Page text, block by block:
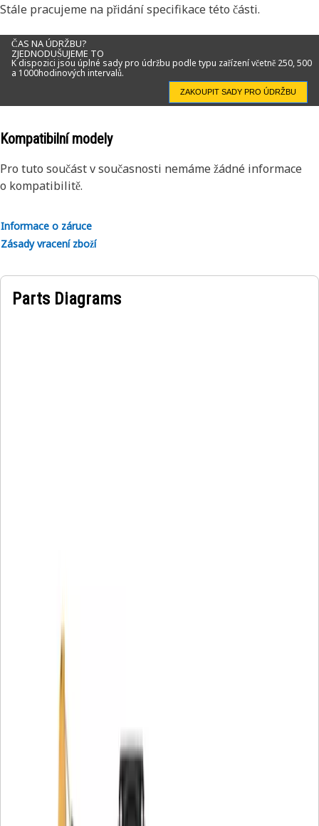
Stále pracujeme na přidání specifikace této části.
ČAS NA ÚDRŽBU?
ZJEDNODUŠUJEME TO
K dispozici jsou úplné sady pro údržbu podle typu zařízení včetně 250, 500
a 1000hodinových intervalů.
ZAKOUPIT SADY PRO ÚDRŽBU
Kompatibilní modely
Pro tuto součást v současnosti nemáme žádné informace
o kompatibilitě.
Informace o záruce
Zásady vracení zboží
Parts Diagrams